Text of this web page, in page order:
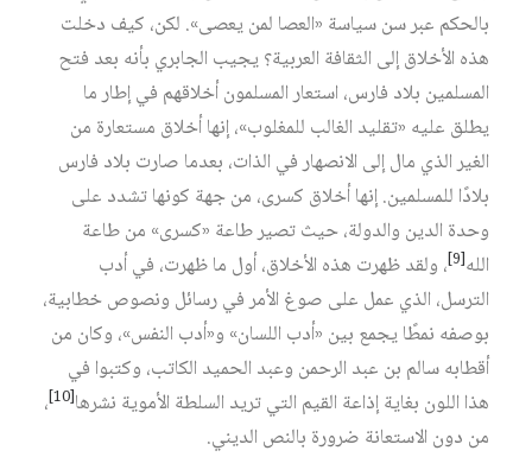
بالحكم عبر سن سياسة «العصا لمن يعصى». لكن، كيف دخلت
هذه الأخلاق إلى الثقافة العربية؟ يجيب الجابري بأنه بعد فتح
المسلمين بلاد فارس، استعار المسلمون أخلاقهم في إطار ما
يطلق عليه «تقليد الغالب للمغلوب»، إنها أخلاق مستعارة من
الغير الذي مال إلى الانصهار في الذات، بعدما صارت بلاد فارس
بلادًا للمسلمين. إنها أخلاق كسرى، من جهة كونها تشدد على
وحدة الدين والدولة، حيث تصير طاعة «كسرى» من طاعة
الله‏[9] ، ولقد ظهرت هذه الأخلاق، أول ما ظهرت، في أدب
الترسل، الذي عمل على صوغ الأمر في رسائل ونصوص خطابية،
بوصفه نمطًا يجمع بين «أدب اللسان» و«أدب النفس»، وكان من
أقطابه سالم بن عبد الرحمن وعبد الحميد الكاتب، وكتبوا في
هذا اللون بغاية إذاعة القيم التي تريد السلطة الأموية نشرها‏[10]
،
من دون الاستعانة ضرورة بالنص الديني.